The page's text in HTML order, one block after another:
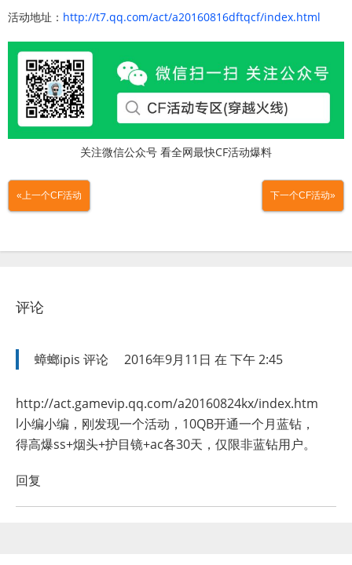
活动地址： http://t7.qq.com/act/a20160816dftqcf/index.html
关注微信公众号 看全网最快CF活动爆料
«上一个CF活动 下一个CF活动»
评论
蟑螂ipis 评论 2016年9月11日 在 下午 2:45
http://act.gamevip.qq.com/a20160824kx/index.htm
l小编小编，刚发现一个活动，10QB开通一个月蓝钻，
得高爆ss+烟头+护目镜+ac各30天，仅限非蓝钻用户。
回复